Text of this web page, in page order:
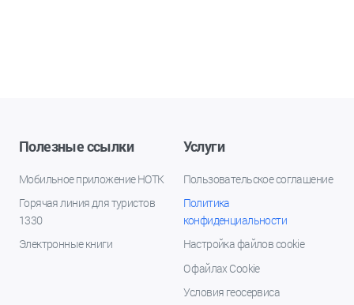
Полезные ссылки
Мобильное приложение НОТК
Горячая линия для туристов
1330
Электронные книги
Услуги
Пользовательское соглашение
Политика
конфиденциальности
Настройка файлов cookie
О файлах Cookie
Условия геосервиса